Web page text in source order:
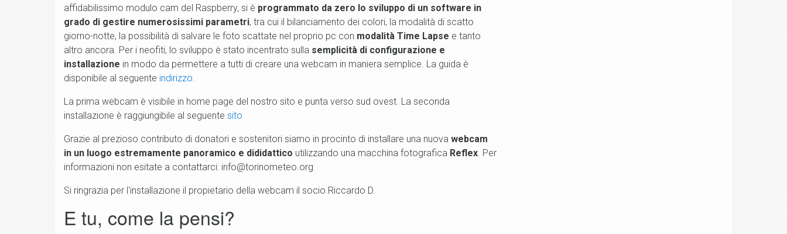
affidabilissimo modulo cam del Raspberry, si è programmato da zero lo sviluppo di un software in
grado di gestire numerosissimi parametri, tra cui il bilanciamento dei colori, la modalità di scatto
giorno-notte, la possibilità di salvare le foto scattate nel proprio pc con modalità Time Lapse e tanto
altro ancora. Per i neofiti, lo sviluppo è stato incentrato sulla semplicità di configurazione e
installazione in modo da permettere a tutti di creare una webcam in maniera semplice. La guida è
disponibile al seguente indirizzo.
La prima webcam è visibile in home page del nostro sito e punta verso sud ovest. La seconda
installazione è raggiungibile al seguente sito
Grazie al prezioso contributo di donatori e sostenitori siamo in procinto di installare una nuova webcam
in un luogo estremamente panoramico e dididattico utilizzando una macchina fotografica Reflex . Per
informazioni non esitate a contattarci: info@torinometeo.org
Si ringrazia per l'installazione il propietario della webcam il socio Riccardo D.
E tu, come la pensi?